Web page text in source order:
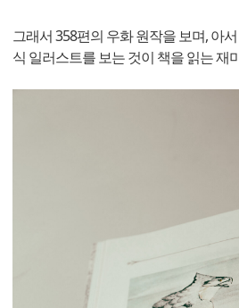
그래서 358편의 우화 원작을 보며, 아
식 일러스트를 보는 것이 책을 읽는 재